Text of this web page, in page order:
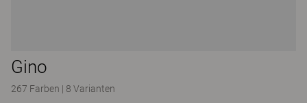
Gino
267 Farben | 8 Varianten